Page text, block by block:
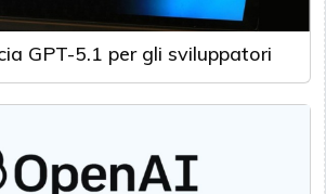
GPT-5.1 per gli sviluppatori